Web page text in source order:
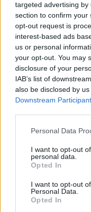
targeted advertising
section to confirm your
opt-out request is
interest-based ads
us or personal
your opt-out. You may
disclosure of your
IAB’s list of
also be disclosed by
Downstream
Personal Data
I want to opt-out
personal data.
Opted In
I want to opt-out
Personal Data.
Opted In
Minka
Minka
Pedig